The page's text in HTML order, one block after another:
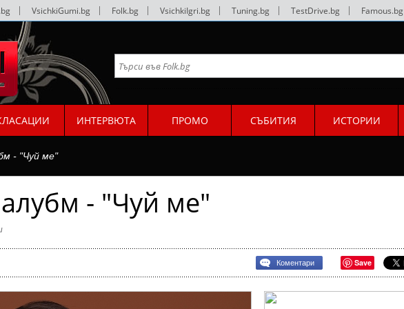
VsichkiGumi.bg Folk.bg VsichkiIgri.bg Tuning.bg TestDrive.bg Famous.bg
ИНТЕРВЮТА ПРОМО СЪБИТИЯ ИСТОРИИ
- "Чуй ме"
- "Чуй ме"
Коментари Save